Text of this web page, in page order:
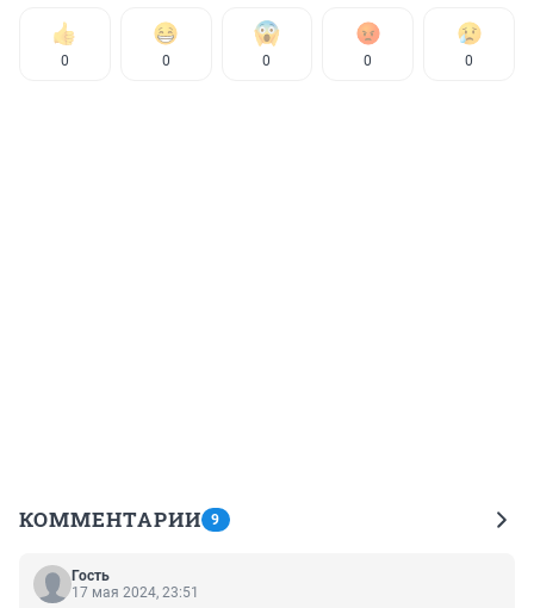
0 0 0 0 0
КОММЕНТАРИИ 9
Гость
17 мая 2024, 23:51